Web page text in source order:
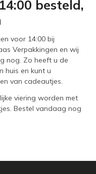
besteld,
voor 14:00 bij
Verpakkingen en wij
nog. Zo heeft u de
huis en kunt u
van cadeautjes.
viering worden met
Bestel vandaag nog